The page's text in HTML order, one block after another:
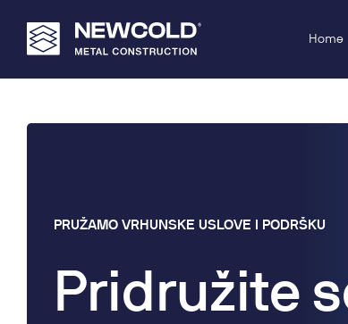
Home
PRUŽAMO VRHUNSKE USLOVE I PODRŠKU
Pridružite